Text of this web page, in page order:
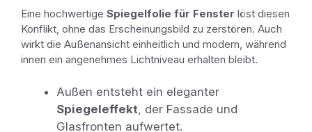
Eine hochwertige Spiegelfolie für Fenster löst diesen
Konflikt, ohne das Erscheinungsbild zu zerstören. Auch
wirkt die Außenansicht einheitlich und modern, während
innen ein angenehmes Lichtniveau erhalten bleibt.
Außen entsteht ein eleganter
Spiegeleffekt , der Fassade und
Glasfronten aufwertet.